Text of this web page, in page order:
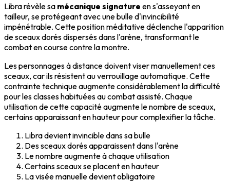
Libra révèle sa mécanique signature en s'asseyant en
tailleur, se protégeant avec une bulle d'invincibilité
impénétrable. Cette position méditative déclenche l'apparition
de sceaux dorés dispersés dans l'arène, transformant le
combat en course contre la montre.
Les personnages à distance doivent viser manuellement ces
sceaux, car ils résistent au verrouillage automatique. Cette
contrainte technique augmente considérablement la difficulté
pour les classes habituées au combat assisté. Chaque
utilisation de cette capacité augmente le nombre de sceaux,
certains apparaissant en hauteur pour complexifier la tâche.
Libra devient invincible dans sa bulle
Des sceaux dorés apparaissent dans l'arène
Le nombre augmente à chaque utilisation
Certains sceaux se placent en hauteur
La visée manuelle devient obligatoire